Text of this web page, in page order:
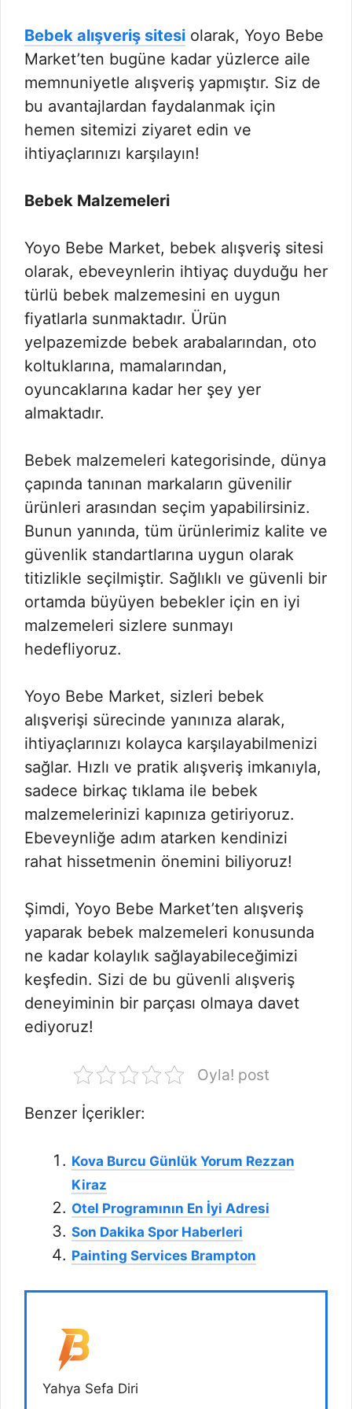
Bebek alışveriş sitesi olarak, Yoyo Bebe
Market’ten bugüne kadar yüzlerce aile
memnuniyetle alışveriş yapmıştır. Siz de
bu avantajlardan faydalanmak için
hemen sitemizi ziyaret edin ve
ihtiyaçlarınızı karşılayın!
Bebek Malzemeleri
Yoyo Bebe Market, bebek alışveriş sitesi
olarak, ebeveynlerin ihtiyaç duyduğu her
türlü bebek malzemesini en uygun
fiyatlarla sunmaktadır. Ürün
yelpazemizde bebek arabalarından, oto
koltuklarına, mamalarından,
oyuncaklarına kadar her şey yer
almaktadır.
Bebek malzemeleri kategorisinde, dünya
çapında tanınan markaların güvenilir
ürünleri arasından seçim yapabilirsiniz.
Bunun yanında, tüm ürünlerimiz kalite ve
güvenlik standartlarına uygun olarak
titizlikle seçilmiştir. Sağlıklı ve güvenli bir
ortamda büyüyen bebekler için en iyi
malzemeleri sizlere sunmayı
hedefliyoruz.
Yoyo Bebe Market, sizleri bebek
alışverişi sürecinde yanınıza alarak,
ihtiyaçlarınızı kolayca karşılayabilmenizi
sağlar. Hızlı ve pratik alışveriş imkanıyla,
sadece birkaç tıklama ile bebek
malzemelerinizi kapınıza getiriyoruz.
Ebeveynliğe adım atarken kendinizi
rahat hissetmenin önemini biliyoruz!
Şimdi, Yoyo Bebe Market’ten alışveriş
yaparak bebek malzemeleri konusunda
ne kadar kolaylık sağlayabileceğimizi
keşfedin. Sizi de bu güvenli alışveriş
deneyiminin bir parçası olmaya davet
ediyoruz!
Oyla! post
Benzer İçerikler:
Kova Burcu Günlük Yorum Rezzan
Kiraz
Otel Programının En İyi Adresi
Son Dakika Spor Haberleri
Painting Services Brampton
Yahya Sefa Diri